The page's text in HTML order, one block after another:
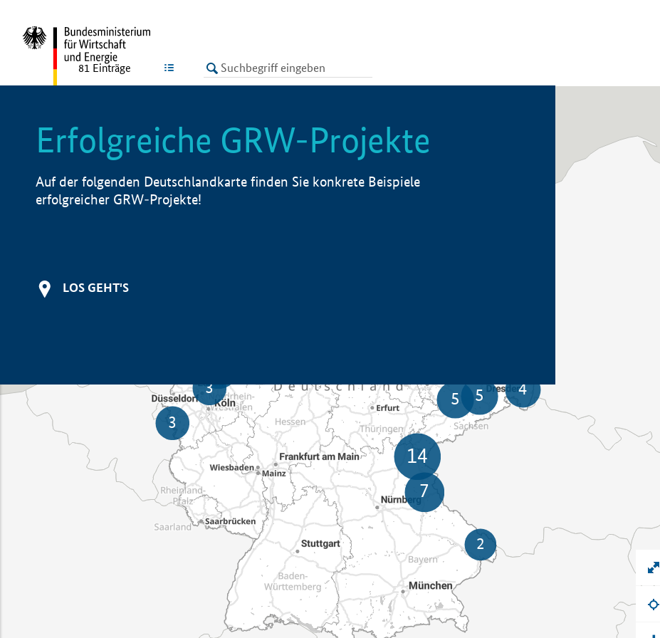
LISTE
81 Einträge
Erfolgreiche GRW-Projekte
Auf der folgenden Deutschlandkarte finden Sie konkrete Beispiele
erfolgreicher GRW-Projekte!
LOS GEHT'S